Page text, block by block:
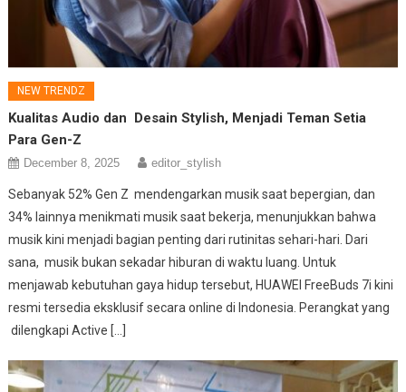
NEW TRENDZ
Kualitas Audio dan Desain Stylish, Menjadi Teman Setia
Para Gen-Z
December 8, 2025 editor_stylish
Sebanyak 52% Gen Z mendengarkan musik saat bepergian, dan
34% lainnya menikmati musik saat bekerja, menunjukkan bahwa
musik kini menjadi bagian penting dari rutinitas sehari-hari. Dari
sana, musik bukan sekadar hiburan di waktu luang. Untuk
menjawab kebutuhan gaya hidup tersebut, HUAWEI FreeBuds 7i kini
resmi tersedia eksklusif secara online di Indonesia. Perangkat yang
dilengkapi Active […]